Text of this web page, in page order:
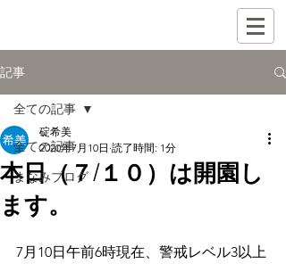
記事
全ての記事
まなみブログ
全ての記事
本日（７/１０）は開園し
ます。
碇希美
2020年7月10日 読了時間: 1分
7月10日午前6時現在、警戒レベル3以上